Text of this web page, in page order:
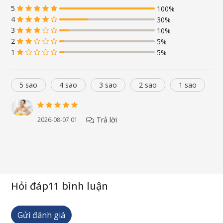
5
100%
4
30%
3
10%
2
5%
1
5%
5 sao 4 sao 3 sao 2 sao 1 sao
2026-08-07 01 Trả lời
Hỏi đáp11 bình luận
Gửi đánh giá